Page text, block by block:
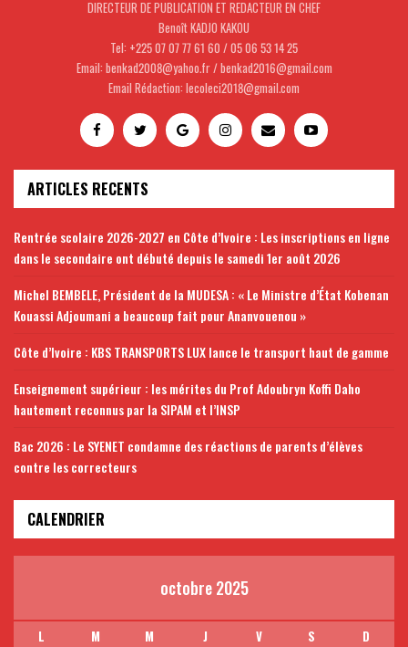
DIRECTEUR DE PUBLICATION ET REDACTEUR EN CHEF
Benoît KADJO KAKOU
Tel: +225 07 07 77 61 60 / 05 06 53 14 25
Email: benkad2008@yahoo.fr / benkad2016@gmail.com
Email Rédaction: lecoleci2018@gmail.com
ARTICLES RECENTS
Rentrée scolaire 2026-2027 en Côte d’Ivoire : Les inscriptions en ligne
dans le secondaire ont débuté depuis le samedi 1er août 2026
Michel BEMBELE, Président de la MUDESA : « Le Ministre d’État Kobenan
Kouassi Adjoumani a beaucoup fait pour Ananvouenou »
Côte d’Ivoire : KBS TRANSPORTS LUX lance le transport haut de gamme
Enseignement supérieur : les mérites du Prof Adoubryn Koffi Daho
hautement reconnus par la SIPAM et l’INSP
Bac 2026 : Le SYENET condamne des réactions de parents d’élèves
contre les correcteurs
CALENDRIER
octobre 2025
L M M J V S
D